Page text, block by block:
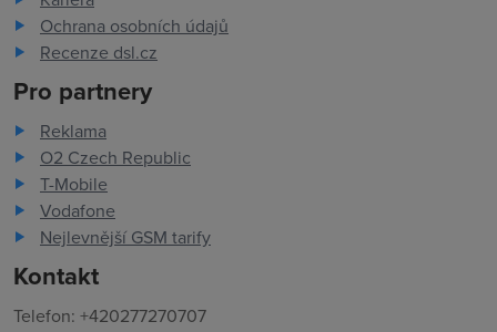
Ochrana osobních údajů
Recenze dsl.cz
Pro partnery
Reklama
O2 Czech Republic
T-Mobile
Vodafone
Nejlevnější GSM tarify
Kontakt
Telefon: +420277270707